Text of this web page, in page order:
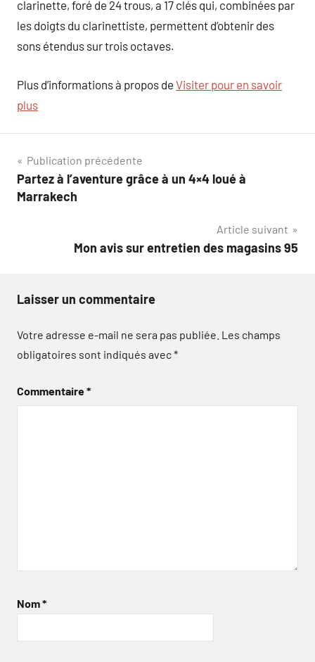
clarinette, foré de 24 trous, a 17 clés qui, combinées par
les doigts du clarinettiste, permettent d’obtenir des
sons étendus sur trois octaves.
Plus d’informations à propos de Visiter pour en savoir
plus
Navigation
de
Publication précédente
Partez à l’aventure grâce à un 4×4 loué à
Marrakech
Article suivant
Mon avis sur entretien des magasins 95
Laisser un commentaire
Votre adresse e-mail ne sera pas publiée. Les champs
obligatoires sont indiqués avec*
Commentaire*
Nom*